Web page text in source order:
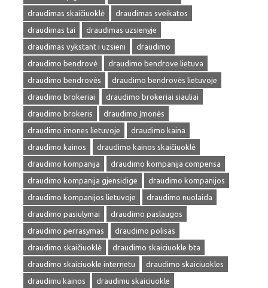
draudimas skaičiuoklė
draudimas sveikatos
draudimas tai
draudimas uzsienyje
draudimas vykstant i uzsieni
draudimo
draudimo bendrovė
draudimo bendrove lietuva
draudimo bendrovės
draudimo bendrovės lietuvoje
draudimo brokeriai
draudimo brokeriai siauliai
draudimo brokeris
draudimo įmonės
draudimo imones lietuvoje
draudimo kaina
draudimo kainos
draudimo kainos skaičiuoklė
draudimo kompanija
draudimo kompanija compensa
draudimo kompanija gjensidige
draudimo kompanijos
draudimo kompanijos lietuvoje
draudimo nuolaida
draudimo pasiulymai
draudimo paslaugos
draudimo perrasymas
draudimo polisas
draudimo skaičiuoklė
draudimo skaiciuokle bta
draudimo skaiciuokle internetu
draudimo skaiciuokles
draudimu kainos
draudimu skaiciuokle